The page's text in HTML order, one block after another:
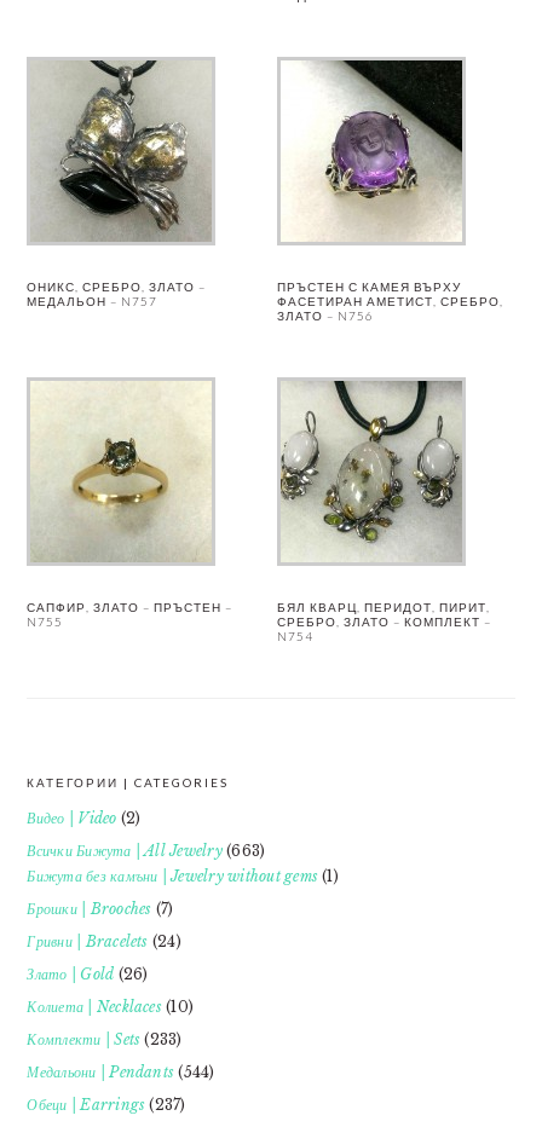
ОНИКС, СРЕБРО, ЗЛАТО –
МЕДАЛЬОН – N757
ПРЪСТЕН С КАМЕЯ ВЪРХУ
ФАСЕТИРАН АМЕТИСТ, СРЕБРО,
ЗЛАТО – N756
САПФИР, ЗЛАТО – ПРЪСТЕН –
N755
БЯЛ КВАРЦ, ПЕРИДОТ, ПИРИТ,
СРЕБРО, ЗЛАТО – КОМПЛЕКТ –
N754
FOOTER
КАТЕГОРИИ | CATEGORIES
Видео | Video (2)
Всички Бижута | All Jewelry(663)
Бижута без камъни | Jewelry without gems (1)
Брошки | Brooches (7)
Гривни | Bracelets (24)
Злато | Gold (26)
Колиета | Necklaces(10)
Комплекти | Sets (233)
Медальони | Pendants (544)
Обеци | Earrings (237)